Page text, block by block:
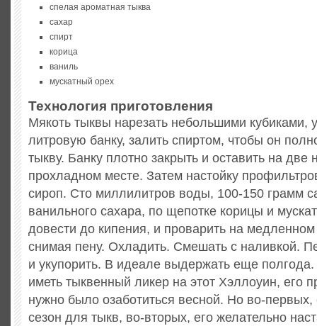
спелая ароматная тыква
сахар
спирт
корица
ваниль
мускатный орех
Технология приготовления
Мякоть тыквы нарезать небольшими кубиками,
литровую банку, залить спиртом, чтобы он
тыкву. Банку плотно закрыть и оставить на две
прохладном месте. Затем настойку
сироп. Сто миллилитров воды, 100-150 грамм
ванильного сахара, по щепотке корицы и
довести до кипения, и проварить на медленном
снимая пену. Охладить. Смешать с наливкой.
и укупорить. В идеале выдержать еще
иметь тыквенный ликер на этот Хэллоуин, его
нужно было озаботиться весной. Но во-
сезон для тыкв, во-вторых, его желательно